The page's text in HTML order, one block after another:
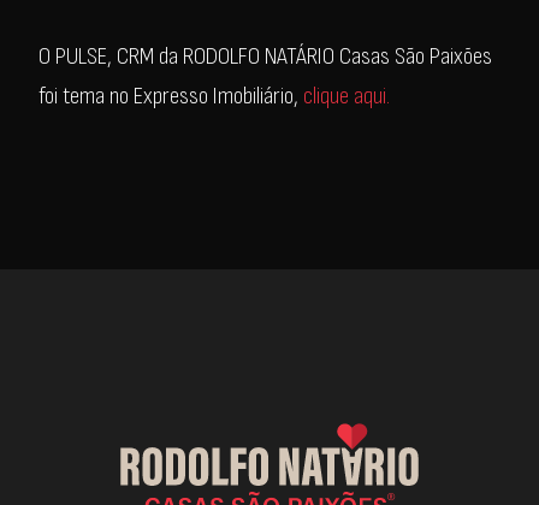
O PULSE, CRM da RODOLFO NATÁRIO Casas São Paixões
foi tema no Expresso Imobiliário, clique aqui.